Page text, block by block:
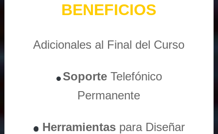
BENEFICIOS
Adicionales al Final del Curso
Soporte Telefónico
Permanente
Herramientas para Diseñar